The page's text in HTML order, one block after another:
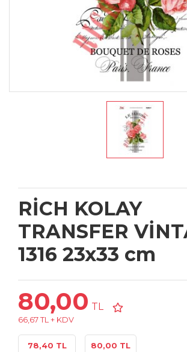
RİCH KOLAY
TRANSFER
1316 23x33 cm
80,00 TL
66,67 TL + KDV
78,40 TL
80,00 TL